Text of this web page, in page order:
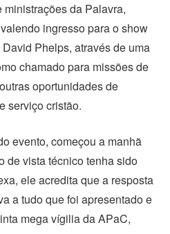
da Palavra,
ingresso para o show
Phelps, através de uma
chamado para missões de
oportunidades de
serviço cristão.
evento, começou a manhã
de vista técnico tenha sido
ele acredita que a resposta
a tudo que foi apresentado e
mega vígilia da APaC,